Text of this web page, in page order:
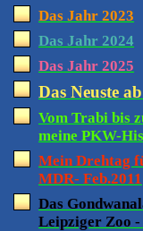
Das Jahr 2023
Das Jahr 2024
Das Jahr 2025
Das Neuste
Vom Trabi bis
meine PKW-
Mein Drehtag
MDR- Feb.2011
Das
Leipziger Zoo -